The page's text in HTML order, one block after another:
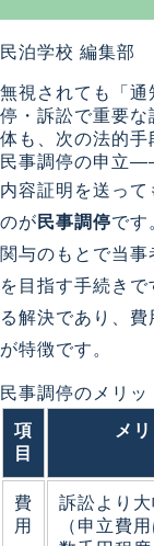
民泊学校 編集部
無視されても「通
停・訴訟で重要な
体も、次の法的手
民事調停の申立
内容証明を送っ
のが民事調停です
関与のもとで当
を目指す手続き
る解決であり、
が特徴です。
民事調停のメリッ
項
目
メリ
費
用
訴訟より
（申立費